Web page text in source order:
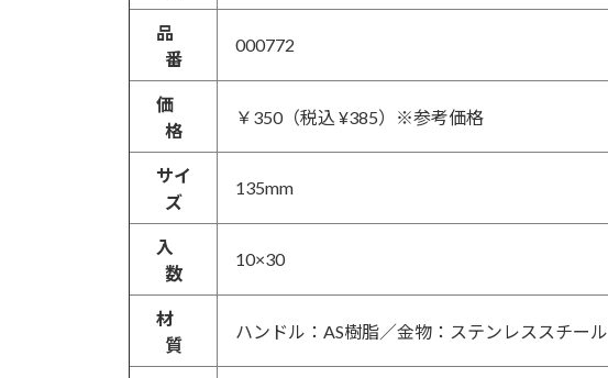
品
番
000772
価
格
￥350（税込 ¥385）※参考価格
サイ
ズ
135mm
入
数
10×30
材
質
ハンドル：AS樹脂／金物：ステンレススチール